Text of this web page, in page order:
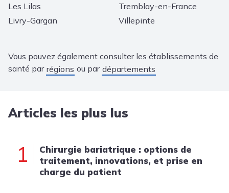
Les Lilas
Livry-Gargan
Tremblay-en-France
Villepinte
Vous pouvez également consulter les établissements de
santé par régions ou par départements
Articles les plus lus
1
Chirurgie bariatrique : options de
traitement, innovations, et prise en
charge du patient